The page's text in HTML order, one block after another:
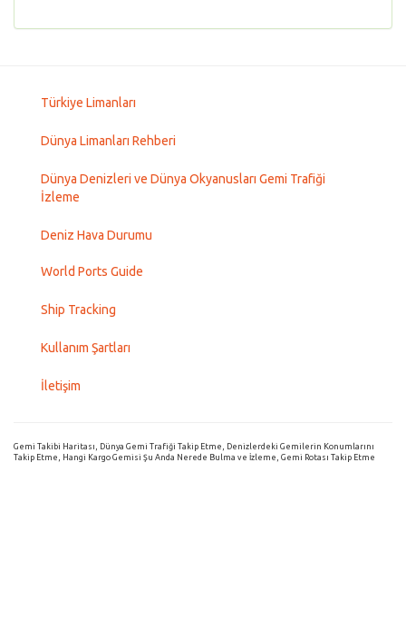
Türkiye Limanları
Dünya Limanları Rehberi
Dünya Denizleri ve Dünya Okyanusları Gemi Trafiği
İzleme
Deniz Hava Durumu
World Ports Guide
Ship Tracking
Kullanım Şartları
İletişim
Gemi Takibi Haritası, Dünya Gemi Trafiği Takip Etme, Denizlerdeki Gemilerin Konumlarını
Takip Etme, Hangi Kargo Gemisi Şu Anda Nerede Bulma ve İzleme, Gemi Rotası Takip Etme